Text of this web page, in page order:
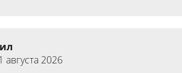
августа 2026